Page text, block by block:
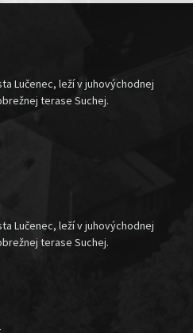
Lučenec, leží v juhovýchodnej
terase Suchej.
Lučenec, leží v juhovýchodnej
terase Suchej.